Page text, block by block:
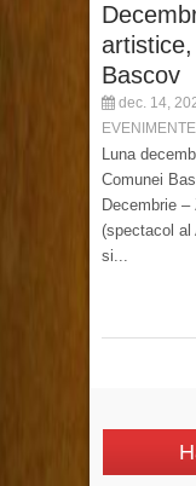
Bascov
dec. 14,
EVENIMENTE
Luna
Comunei
Decembrie
(spectacol al
si...